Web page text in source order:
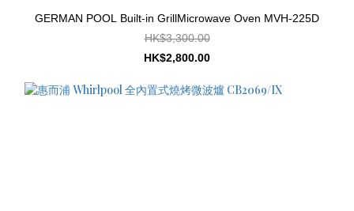
GERMAN POOL Built-in GrillMicrowave Oven MVH-225D
HK$3,300.00
HK$2,800.00